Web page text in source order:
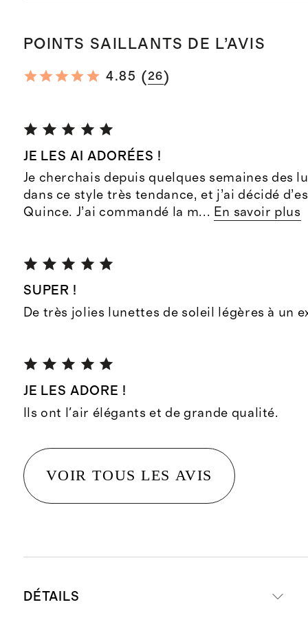
POINTS SAILLANTS DE L’AVIS
4.85 (26)
JE LES AI ADORÉES !
Je cherchais depuis quelques semaines des
dans ce style très tendance, et j’ai décidé
Quince. J’ai commandé la m... En savoir plus
SUPER !
De très jolies lunettes de soleil légères à un
JE LES ADORE !
Ils ont l'air élégants et de grande qualité.
VOIR TOUS LES AVIS
DÉTAILS